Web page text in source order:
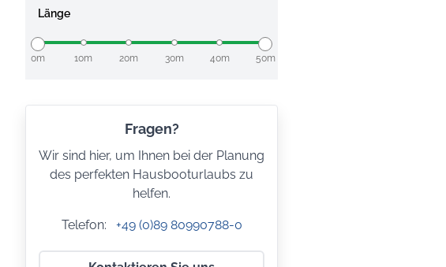
Länge
0m 10m 20m 30m 40m 50m
Fragen?
Wir sind hier, um Ihnen bei der Planung
des perfekten Hausbooturlaubs zu
helfen.
Telefon: +49 (0)89 80990788-0